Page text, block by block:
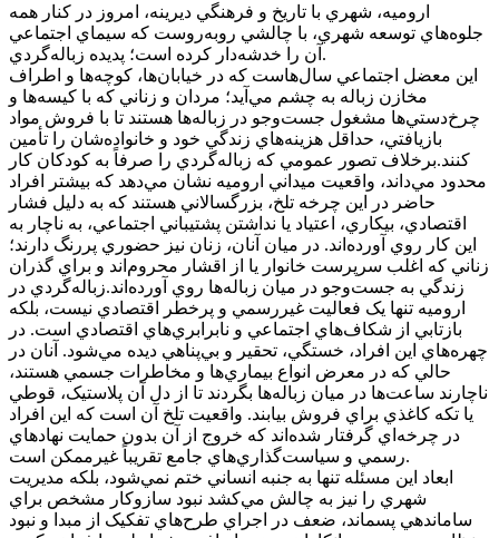
اروميه، شهري با تاريخ و فرهنگي ديرينه، امروز در کنار همه
جلوه‌هاي توسعه شهري، با چالشي روبه‌روست که سيماي اجتماعي
آن را خدشه‌دار کرده است؛ پديده زباله‌گردي.
اين معضل اجتماعي سال‌هاست که در خيابان‌ها، کوچه‌ها و اطراف
مخازن زباله به چشم مي‌آيد؛ مردان و زناني که با کيسه‌ها و
چرخ‌دستي‌ها مشغول جست‌وجو در زباله‌ها هستند تا با فروش مواد
بازيافتي، حداقل هزينه‌هاي زندگي خود و خانواده‌شان را تأمين
کنند.برخلاف تصور عمومي که زباله‌گردي را صرفاً به کودکان کار
محدود مي‌داند، واقعيت ميداني اروميه نشان مي‌دهد که بيشتر افراد
حاضر در اين چرخه تلخ، بزرگسالاني هستند که به دليل فشار
اقتصادي، بيکاري، اعتياد يا نداشتن پشتيباني اجتماعي، به ناچار به
اين کار روي آورده‌اند. در ميان آنان، زنان نيز حضوري پررنگ دارند؛
زناني که اغلب سرپرست خانوار يا از اقشار محروم‌اند و براي گذران
زندگي به جست‌وجو در ميان زباله‌ها روي آورده‌اند.زباله‌گردي در
اروميه تنها يک فعاليت غيررسمي و پرخطر اقتصادي نيست، بلکه
بازتابي از شکاف‌هاي اجتماعي و نابرابري‌هاي اقتصادي است. در
چهره‌هاي اين افراد، خستگي، تحقير و بي‌پناهي ديده مي‌شود. آنان در
حالي که در معرض انواع بيماري‌ها و مخاطرات جسمي هستند،
ناچارند ساعت‌ها در ميان زباله‌ها بگردند تا از دل آن پلاستيک، قوطي
يا تکه کاغذي براي فروش بيابند. واقعيت تلخ آن است که اين افراد
در چرخه‌اي گرفتار شده‌اند که خروج از آن بدون حمايت نهادهاي
رسمي و سياست‌گذاري‌هاي جامع تقريباً غيرممکن است.
ابعاد اين مسئله تنها به جنبه انساني ختم نمي‌شود، بلکه مديريت
شهري را نيز به چالش مي‌کشد نبود سازوکار مشخص براي
ساماندهي پسماند، ضعف در اجراي طرح‌هاي تفکيک از مبدا و نبود